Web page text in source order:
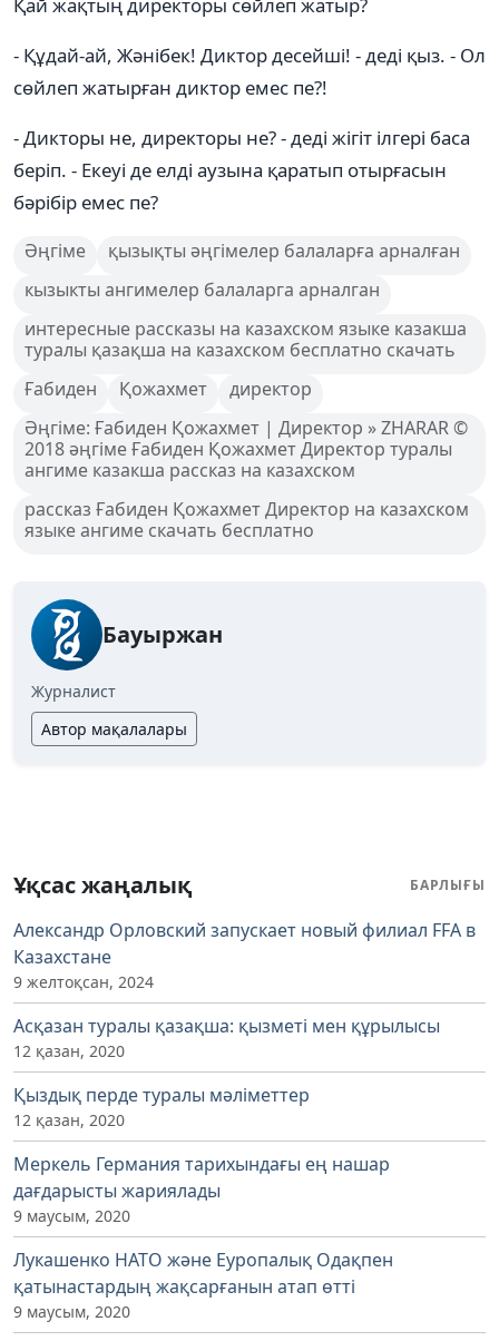
- Құдай-ай, Жәнібек! Диктор десейші! - деді қыз. - Ол
сөйлеп жатырған диктор емес пе?!
- Дикторы не, директоры не? - деді жігіт ілгері баса
беріп. - Екеуі де елді аузына қаратып отырғасын
бәрібір емес пе?
Әңгіме
қызықты әңгімелер балаларға арналған
кызыкты ангимелер балаларга арналган
интересные рассказы на казахском языке казакша
туралы қазақша на казахском бесплатно скачать
Ғабиден
Қожахмет
директор
Әңгіме: Ғабиден Қожахмет | Директор » ZHARAR ©
2018 әңгіме Ғабиден Қожахмет Директор туралы
ангиме казакша рассказ на казахском
рассказ Ғабиден Қожахмет Директор на казахском
языке ангиме скачать бесплатно
Бауыржан
Журналист
Автор мақалалары
Ұқсас жаңалық БАРЛЫҒЫ
Александр Орловский запускает новый филиал FFA в
Казахстане
9 желтоқсан, 2024
Асқазан туралы қазақша: қызметі мен құрылысы
12 қазан, 2020
Қыздық перде туралы мәліметтер
12 қазан, 2020
Меркель Германия тарихындағы ең нашар
дағдарысты жариялады
9 маусым, 2020
Лукашенко НАТО және Еуропалық Одақпен
қатынастардың жақсарғанын атап өтті
9 маусым, 2020